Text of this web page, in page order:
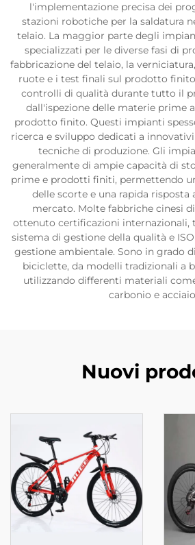
l'implementazione precisa dei
stazioni robotiche per la saldatura
telaio. La maggior parte degli
specializzati per le diverse fasi di
fabbricazione del telaio, la
ruote e i test finali sul prodotto
controlli di qualità durante tutto il
dall'ispezione delle materie prime
prodotto finito. Questi impianti
ricerca e sviluppo dedicati a
tecniche di produzione. Gli
generalmente di ampie capacità di
prime e prodotti finiti, permettendo
delle scorte e una rapida risposta
mercato. Molte fabbriche cinesi
ottenuto certificazioni internazionali,
sistema di gestione della qualità e
gestione ambientale. Sono in grado
biciclette, da modelli tradizionali a
utilizzando differenti materiali
carbonio e
Nuovi